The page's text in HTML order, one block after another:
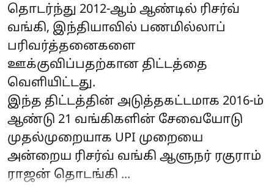
தொடர்ந்து 2012-ஆம் ஆண்டில் ரிசர்வ்
வங்கி, இந்தியாவில் பணமில்லாப்
பரிவர்த்தனைகளை
ஊக்குவிப்பதற்கான திட்டத்தை
வெளியிட்டது.
இந்த திட்டத்தின் அடுத்தகட்டமாக 2016-ம்
ஆண்டு 21 வங்கிகளின் சேவையோடு
முதல்முறையாக UPI முறையை
அன்றைய ரிசர்வ் வங்கி ஆளுநர் ரகுராம்
ராஜன் தொடங்கி ...